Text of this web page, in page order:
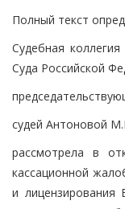
Полный текст
Судебная
Суда Российской
судей Антоновой
рассмотрела в
кассационной
и лицензирования